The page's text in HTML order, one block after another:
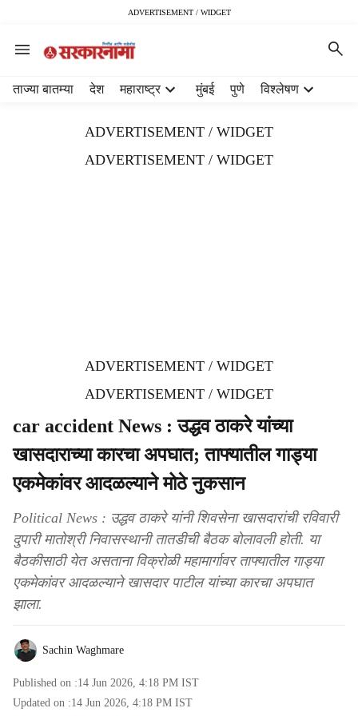
ADVERTISEMENT / WIDGET
ताज्या बातम्या देश महाराष्ट्र मुंबई पुणे विश्लेषण
ADVERTISEMENT / WIDGET
ADVERTISEMENT / WIDGET
ADVERTISEMENT / WIDGET
ADVERTISEMENT / WIDGET
car accident News : उद्धव ठाकरे यांच्या
खासदाराच्या कारचा अपघात; ताफ्यातील गाड्या
एकमेकांवर आदळल्याने मोठे नुकसान
Political News : उद्धव ठाकरे यांनी शिवसेना खासदारांची रविवारी
दुपारी मातोश्री निवासस्थानी तातडीची बैठक बोलावली होती. या
बैठकीसाठी येत असताना विक्रोळी महामार्गावर ताफ्यातील गाड्या
एकमेकांवर आदळल्याने खासदार पाटील यांच्या कारचा अपघात
झाला.
Sachin Waghmare
Published on :14 Jun 2026, 4:18 PM IST
Updated on :14 Jun 2026, 4:18 PM IST